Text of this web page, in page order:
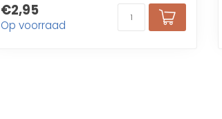
€2,95
Op voorraad